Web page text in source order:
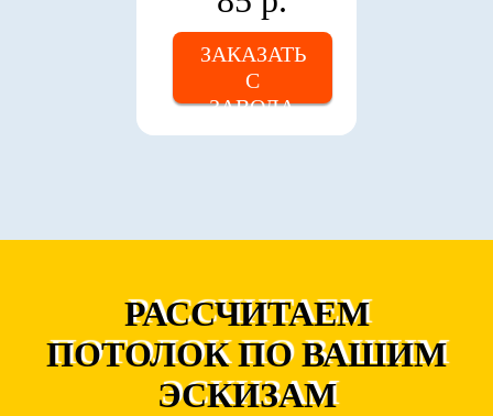
ЗАКАЗАТЬ
С
ЗАВОДА
РАССЧИТАЕМ
ПОТОЛОК ПО ВАШИМ
ЭСКИЗАМ